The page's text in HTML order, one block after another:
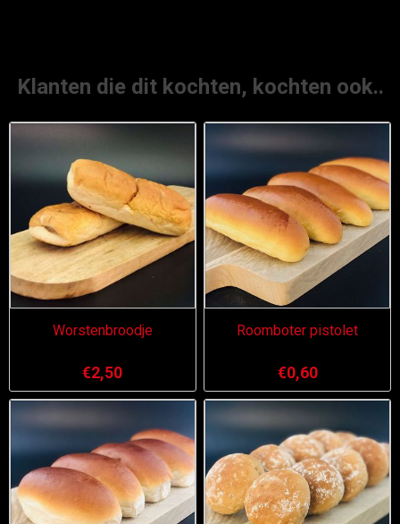
Klanten die dit kochten, kochten ook..
Worstenbroodje
€2,50
Roomboter pistolet
€0,60